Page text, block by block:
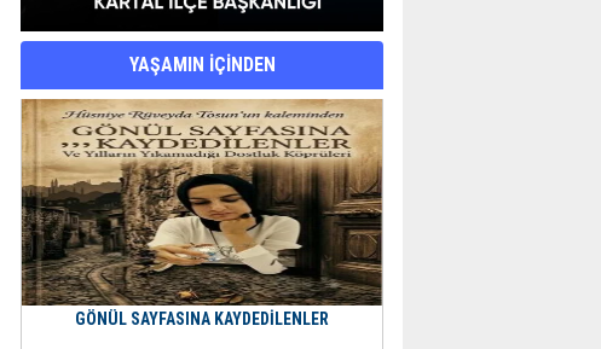
YAŞAMIN İÇİNDEN
GÖNÜL SAYFASINA KAYDEDİLENLER